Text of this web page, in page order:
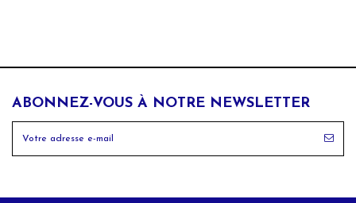
ABONNEZ-VOUS À NOTRE NEWSLETTER